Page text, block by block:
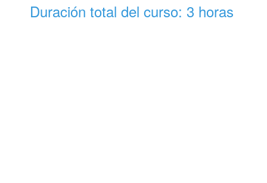
Duración total del curso: 3 horas